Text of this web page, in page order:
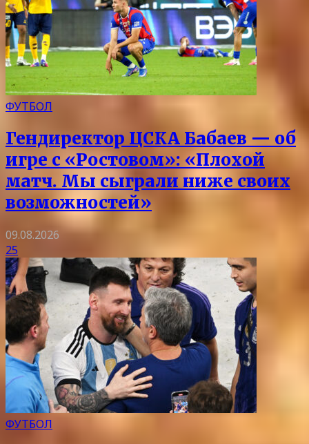
ФУТБОЛ
Гендиректор ЦСКА Бабаев — об
игре с «Ростовом»: «Плохой
матч. Мы сыграли ниже своих
возможностей»
09.08.2026
25
ФУТБОЛ